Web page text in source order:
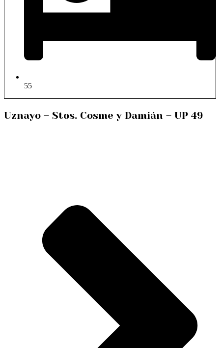
55
Uznayo – Stos. Cosme y Damián – UP 49